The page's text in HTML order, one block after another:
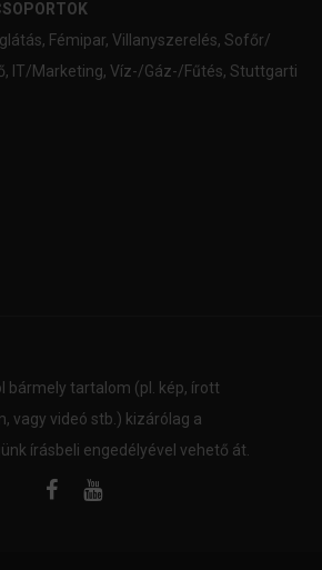
, Fémipar, Villanyszerelés, Sofőr/
, IT/Marketing, Víz-/Gáz-/Fűtés, Stuttgarti
bármely tartalom (pl. kép, írott
vagy videó stb.) kizárólag a
írásbeli engedélyével vehető át.